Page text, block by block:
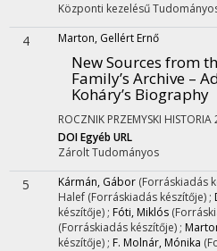
Központi kezelésű
4 Marton, Gellért Ernő
New Sources from
Family’s Archive –
Koháry’s Biography
ROCZNIK PRZEMYSKI HISTORIA
DOIEgyéb URL
ZároltTudományos
5 Kármán, Gábor (Forráskiadás
Halef (Forráskiadás készítője) ;
készítője) ; Fóti, Miklós
(Forráskiadás készítője) ;
készítője) ; F. Molnár, Mónika